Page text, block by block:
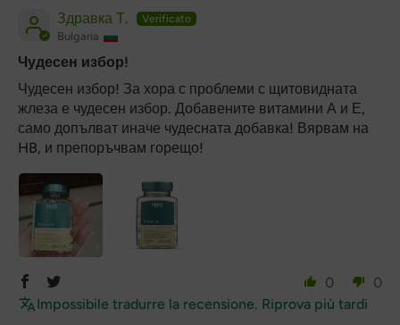
Здравка Т.
Bulgaria
Чудесен избор!
Чудесен избор! За хора с проблеми с щитовидната
жлеза е чудесен избор. Добавените витамини А и Е,
само допълват иначе чудесната добавка! Вярвам на
HB, и препоръчвам горещо!
0
0
Impossibile tradurre la recensione. Riprova più tardi